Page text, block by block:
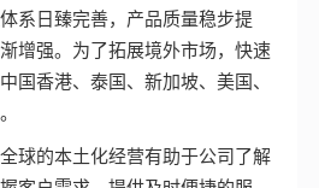
系日臻完善，产品质量稳步提
增强。为了拓展境外市场，快速
国香港、泰国、新加坡、美国、
球的本土化经营有助于公司了解